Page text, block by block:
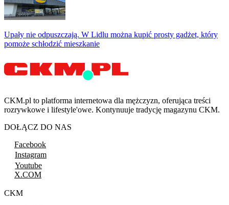
Upały nie odpuszczają. W Lidlu można kupić prosty gadżet, który
pomoże schłodzić mieszkanie
CKM.pl to platforma internetowa dla mężczyzn, oferująca treści
rozrywkowe i lifestyle'owe. Kontynuuje tradycję magazynu CKM.
DOŁĄCZ DO NAS
Facebook
Instagram
Youtube
X.COM
CKM